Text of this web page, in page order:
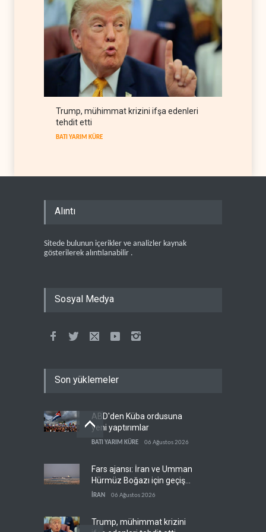
Trump, mühimmat krizini ifşa edenleri
tehdit etti
BATI YARIM KÜRE
Alıntı
Sitede bulunun içerikler ve analizler kaynak
gösterilerek alıntılanabilir .
Sosyal Medya
Son yüklemeler
ABD'den Küba ordusuna
yeni yaptırımlar
BATI YARIM KÜRE 06 Ağustos 2026
Fars ajansı: İran ve Umman
Hürmüz Boğazı için geçiş
koridorlarında anlaştı
İRAN 06 Ağustos 2026
Trump, mühimmat krizini